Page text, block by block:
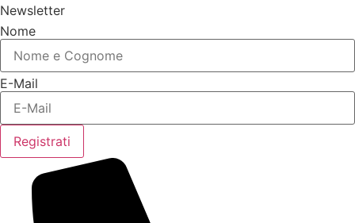
Newsletter
Nome
E-Mail
Registrati